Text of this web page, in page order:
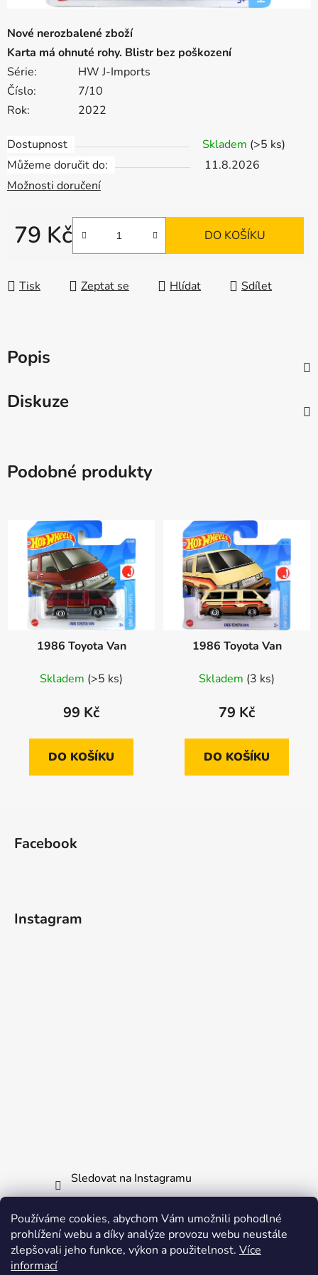
Používáme cookies, abychom Vám umožnili pohodlné
prohlížení webu a díky analýze provozu webu neustále
zlepšovali jeho funkce, výkon a použitelnost. Více
informací
Nové nerozbalené zboží
Karta má ohnuté rohy. Blistr bez poškození
Série:
HW J-Imports
Číslo:
7/10
Rok:
2022
Dostupnost Skladem (>5 ks)
Můžeme doručit do:
11.8.2026
Možnosti doručení
79 Kč
Měrná cena:
DO KOŠÍKU
Tisk Zeptat se Hlídat Sdílet
Popis
Diskuze
Podobné produkty
1986 Toyota Van
Skladem (>5 ks)
99 Kč
DO KOŠÍKU
1986 Toyota Van
Skladem (3 ks)
79 Kč
DO KOŠÍKU
Facebook
Instagram
Sledovat na Instagramu
Informace pro vás
Obchodní podmínky